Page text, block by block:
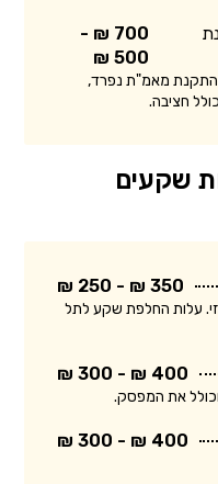
700 ₪ -
500 ₪
התקנת מאמ"ת נפרד,
חציבה.
שקעים
350 ₪ - 250 ₪
עלות החלפת שקע לתל
400 ₪ - 300 ₪
את המפסק.
400 ₪ - 300 ₪